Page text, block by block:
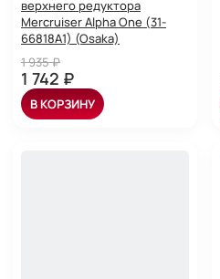
верхнего редуктора
Mercruiser Alpha One (31-
66818A1) (Osaka)
1 935 ₽
1 742 ₽
В КОРЗИНУ